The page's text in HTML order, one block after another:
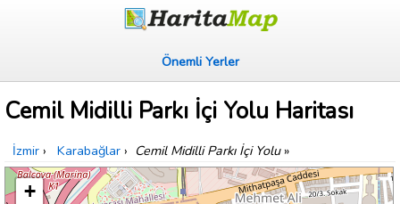
Önemli Yerler
Cemil Midilli Parkı İçi Yolu Haritası
İzmir › Karabağlar › Cemil Midilli Parkı İçi Yolu»
+